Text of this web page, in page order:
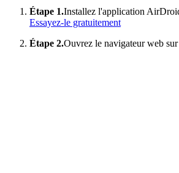
Étape 1.Installez l'application
Essayez-le gratuitement
Étape 2.Ouvrez le navigateur web